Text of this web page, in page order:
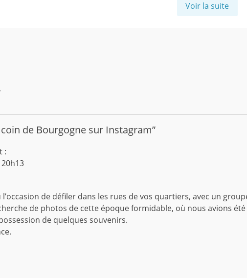
Voir la suite
de Bourgogne sur Instagram”
:
l’occasion de défiler dans les rues de vos quartiers, avec un
de photos de cette époque formidable, où nous avions
de quelques souvenirs.